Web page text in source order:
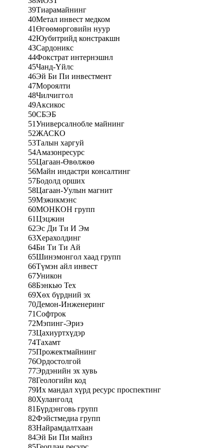
39Тиарамайнинг
40Метал инвест медком
41Өгөөмөрговийн нуур
42Юубитрийд констракшн
43Сардоникс
44Фокстрат интернэшнл
45Чанд-Үйлс
46Эй Би Пи инвестмент
47Мороялти
48Чилчиггол
49Аксикос
50СБЭБ
51Универсалнобле майнинг
52ЖАСКО
53Талын харгуй
54Амазонресурс
55Цагаан-Өвөлжөө
56Майн индастри консалтинг
57Бодолд орших
58Цагаан-Уулын магнит
59Мэжикмэнс
60МОНКОН групп
61Цэцжин
62Эс Ди Ти И Эм
63Херахолдинг
64Би Ти Ти Ай
65Шинэмонгол хаад групп
66Түмэн айл инвест
67Уникон
68Бэнкью Тех
69Хөх бүрдний эх
70Демон-Инженеринг
71Софтрок
72Мэпинг-Эриэ
73Цахиуртхүдэр
74Тахамт
75Прожектмайнинг
76Ордостолгой
77Эрдэнийн эх хувь
78Геологийн код
79Их мандал хүрд ресурс проспектинг
80Хуланголд
81Бүрдэнговь групп
82Фэйстмедиа групп
83Найрамдалтхаан
84Эй Би Пи майнз